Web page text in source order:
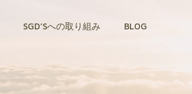
SGD’Sへの取り組み BLOG